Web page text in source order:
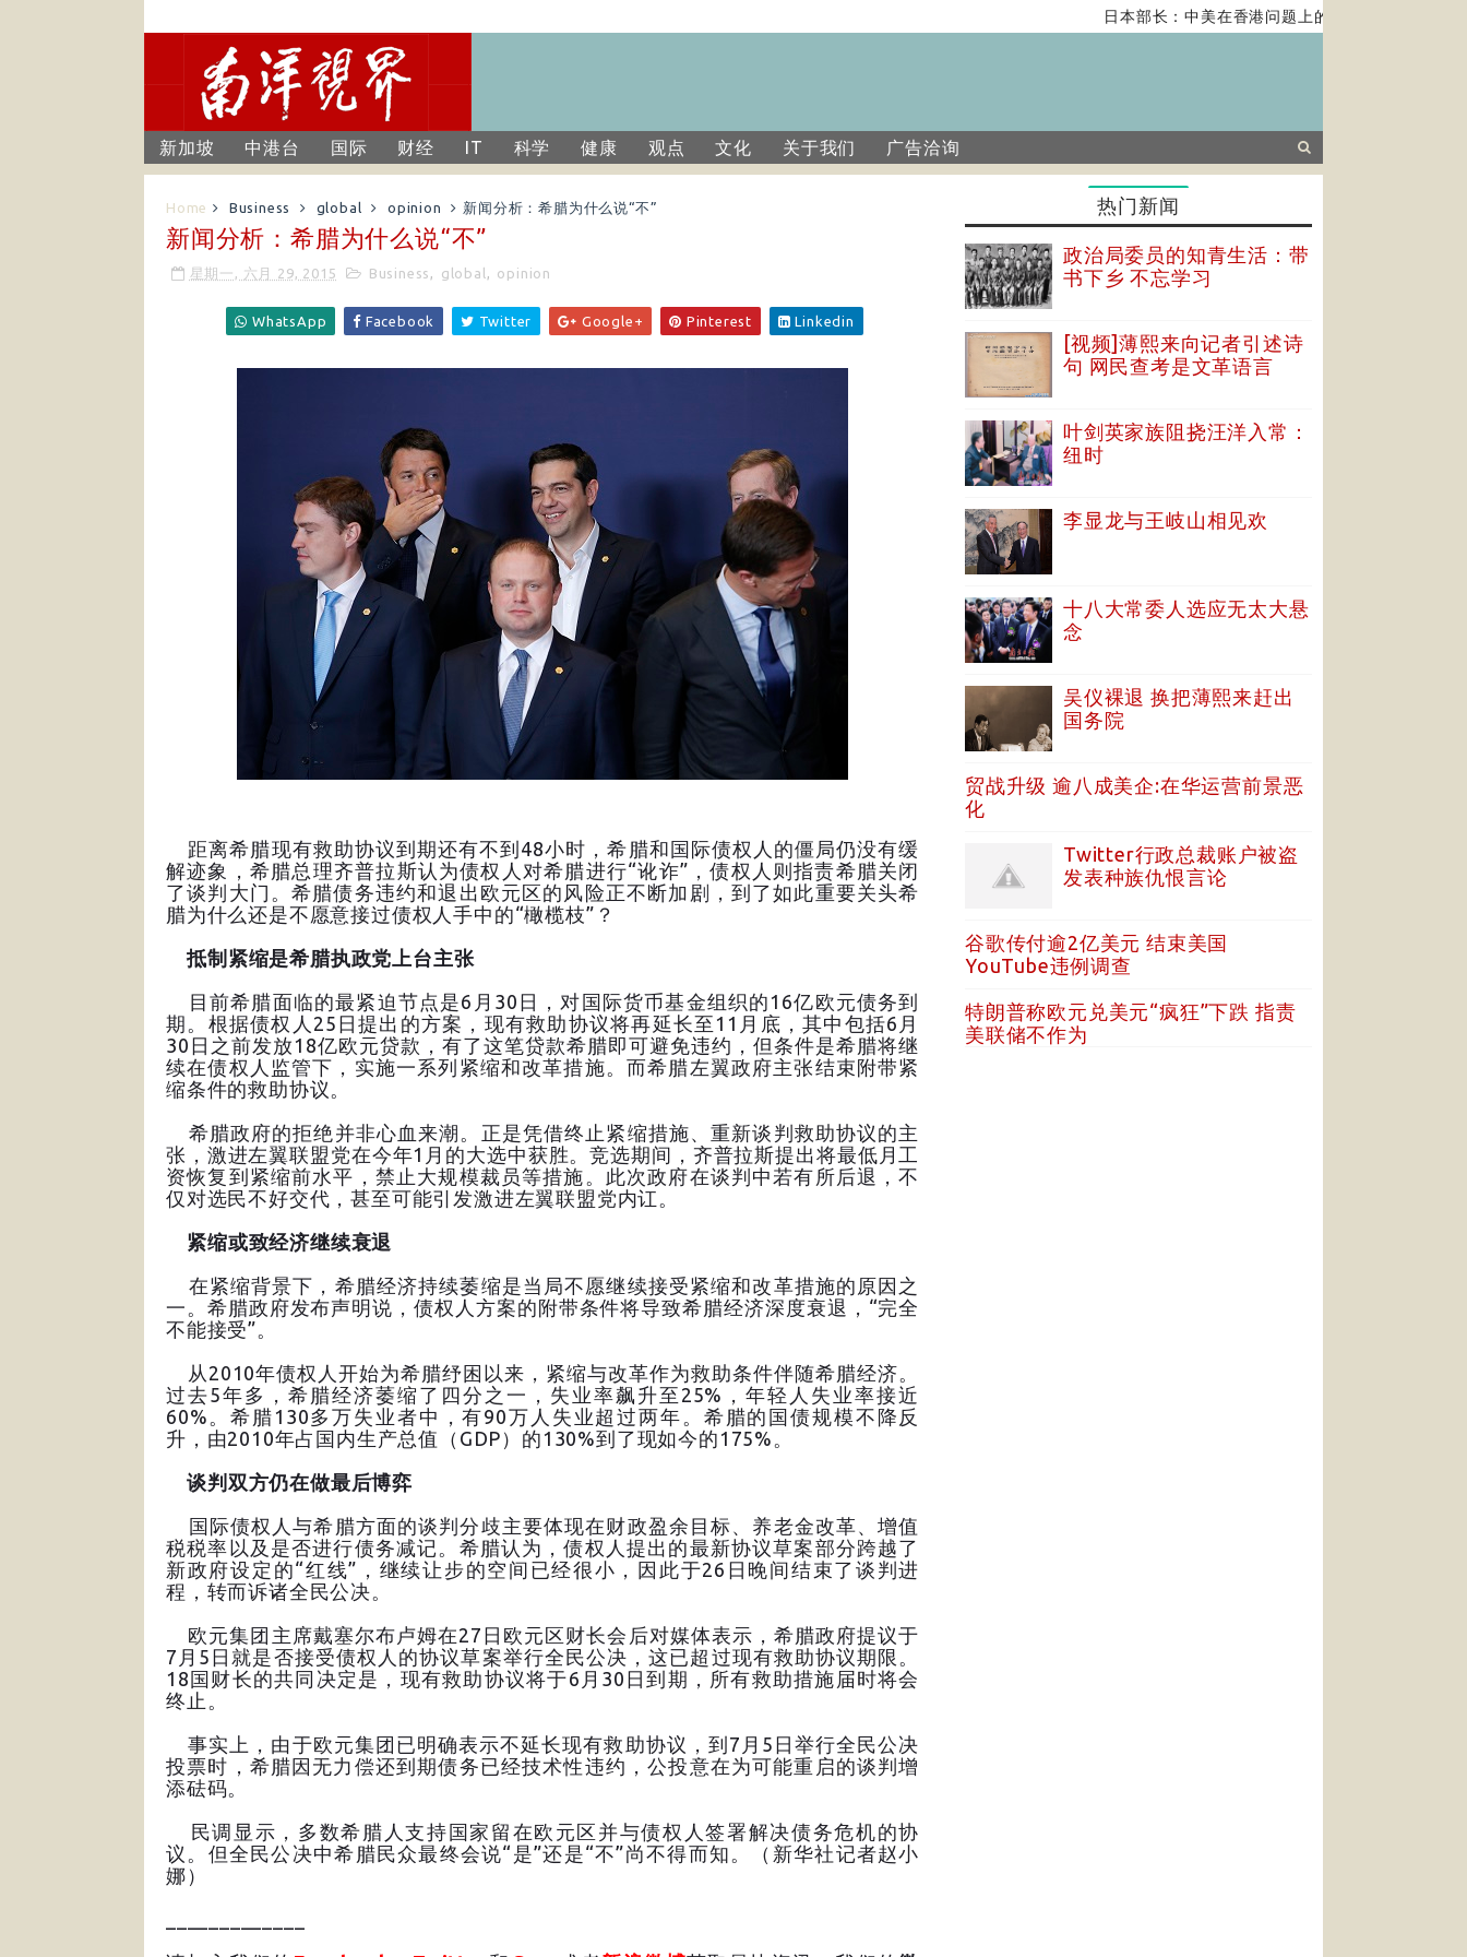
日本部长：中美在香港问题上的紧张关系对全球经济构
新加坡 中港台 国际 财经 IT 科学 健康 观点 文化 关于我们 广告洽询
Home Business global opinion 新闻分析：希腊为什么说“不”
新闻分析：希腊为什么说“不”
星期一, 六月 29, 2015 Business , global , opinion
WhatsApp Facebook Twitter Google+ Pinterest Linkedin
距离希腊现有救助协议到期还有不到48小时，希腊和国际债权人的僵局仍没有缓
解迹象，希腊总理齐普拉斯认为债权人对希腊进行“讹诈”，债权人则指责希腊关闭
了谈判大门。希腊债务违约和退出欧元区的风险正不断加剧，到了如此重要关头希
腊为什么还是不愿意接过债权人手中的“橄榄枝”？
抵制紧缩是希腊执政党上台主张
目前希腊面临的最紧迫节点是6月30日，对国际货币基金组织的16亿欧元债务到
期。根据债权人25日提出的方案，现有救助协议将再延长至11月底，其中包括6月
30日之前发放18亿欧元贷款，有了这笔贷款希腊即可避免违约，但条件是希腊将继
续在债权人监管下，实施一系列紧缩和改革措施。而希腊左翼政府主张结束附带紧
缩条件的救助协议。
希腊政府的拒绝并非心血来潮。正是凭借终止紧缩措施、重新谈判救助协议的主
张，激进左翼联盟党在今年1月的大选中获胜。竞选期间，齐普拉斯提出将最低月工
资恢复到紧缩前水平，禁止大规模裁员等措施。此次政府在谈判中若有所后退，不
仅对选民不好交代，甚至可能引发激进左翼联盟党内讧。
紧缩或致经济继续衰退
在紧缩背景下，希腊经济持续萎缩是当局不愿继续接受紧缩和改革措施的原因之
一。希腊政府发布声明说，债权人方案的附带条件将导致希腊经济深度衰退，“完全
不能接受”。
从2010年债权人开始为希腊纾困以来，紧缩与改革作为救助条件伴随希腊经济。
过去5年多，希腊经济萎缩了四分之一，失业率飙升至25%，年轻人失业率接近
60%。希腊130多万失业者中，有90万人失业超过两年。希腊的国债规模不降反
升，由2010年占国内生产总值（GDP）的130%到了现如今的175%。
谈判双方仍在做最后博弈
国际债权人与希腊方面的谈判分歧主要体现在财政盈余目标、养老金改革、增值
税税率以及是否进行债务减记。希腊认为，债权人提出的最新协议草案部分跨越了
新政府设定的“红线”，继续让步的空间已经很小，因此于26日晚间结束了谈判进
程，转而诉诸全民公决。
欧元集团主席戴塞尔布卢姆在27日欧元区财长会后对媒体表示，希腊政府提议于
7月5日就是否接受债权人的协议草案举行全民公决，这已超过现有救助协议期限。
18国财长的共同决定是，现有救助协议将于6月30日到期，所有救助措施届时将会
终止。
事实上，由于欧元集团已明确表示不延长现有救助协议，到7月5日举行全民公决
投票时，希腊因无力偿还到期债务已经技术性违约，公投意在为可能重启的谈判增
添砝码。
民调显示，多数希腊人支持国家留在欧元区并与债权人签署解决债务危机的协
议。但全民公决中希腊民众最终会说“是”还是“不”尚不得而知。（新华社记者赵小
娜）
热门新闻
政治局委员的知青生活：带
书下乡 不忘学习
[视频]薄熙来向记者引述诗
句 网民查考是文革语言
叶剑英家族阻挠汪洋入常：
纽时
李显龙与王岐山相见欢
十八大常委人选应无太大悬
念
吴仪裸退 换把薄熙来赶出
国务院
贸战升级 逾八成美企:在华运营前景恶
化
Twitter行政总裁账户被盗
发表种族仇恨言论
谷歌传付逾2亿美元 结束美国
YouTube违例调查
特朗普称欧元兑美元“疯狂”下跌 指责
美联储不作为